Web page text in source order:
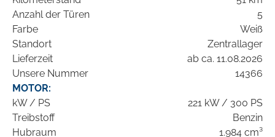
Anzahl der Türen
5
Farbe
Weiß
Standort
Zentrallager
Lieferzeit
ab ca. 11.08.2026
Unsere Nummer
14366
MOTOR:
kW / PS
221 kW / 300 PS
Treibstoff
Benzin
Hubraum
1.984 cm³